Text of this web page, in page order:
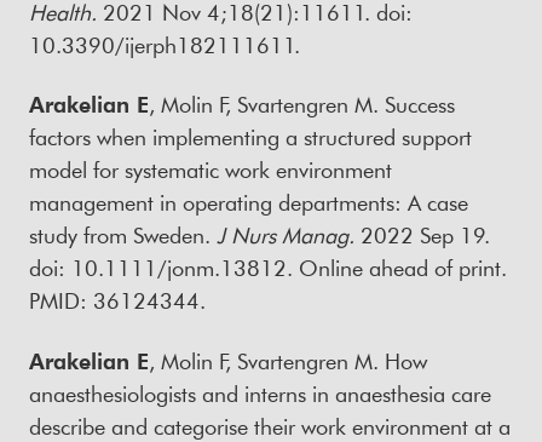
Health. 2021 Nov 4;18(21):11611. doi:
10.3390/ijerph182111611.
Arakelian E, Molin F, Svartengren M. Success
factors when implementing a structured support
model for systematic work environment
management in operating departments: A case
study from Sweden. J Nurs Manag. 2022 Sep 19.
doi: 10.1111/jonm.13812. Online ahead of print.
PMID: 36124344.
Arakelian E, Molin F, Svartengren M. How
anaesthesiologists and interns in anaesthesia care
describe and categorise their work environment at a